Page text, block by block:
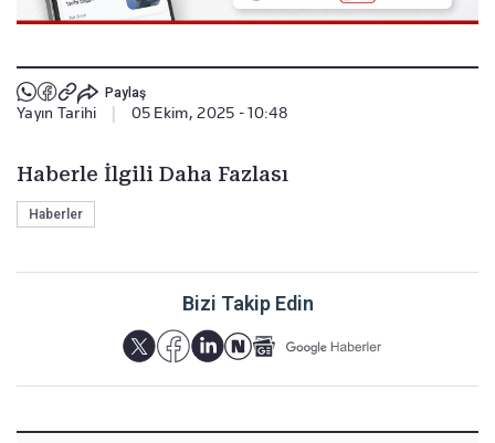
Paylaş
Yayın Tarihi 05 Ekim, 2025 - 10:48
Haberle İlgili Daha Fazlası
Haberler
Bizi Takip Edin